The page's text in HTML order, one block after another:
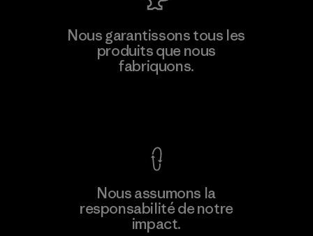
Nous garantissons tous les
produits que nous
fabriquons.
Nous assumons la
responsabilité de notre
impact.